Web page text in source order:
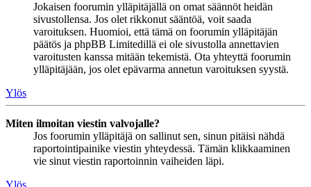
Jokaisen foorumin ylläpitäjällä on omat säännöt heidän
sivustollensa. Jos olet rikkonut sääntöä, voit saada
varoituksen. Huomioi, että tämä on foorumin ylläpitäjän
päätös ja phpBB Limitedillä ei ole sivustolla annettavien
varoitusten kanssa mitään tekemistä. Ota yhteyttä foorumin
ylläpitäjään, jos olet epävarma annetun varoituksen syystä.
Ylös
Miten ilmoitan viestin valvojalle?
Jos foorumin ylläpitäjä on sallinut sen, sinun pitäisi nähdä
raportointipainike viestin yhteydessä. Tämän klikkaaminen
vie sinut viestin raportoinnin vaiheiden läpi.
Ylös